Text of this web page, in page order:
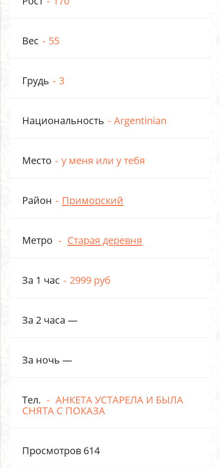
Вес 55
Грудь 3
Национальность Argentinian
Место у меня или у тебя
Район Приморский
Метро Старая деревня
За 1 час 2999 руб
За 2 часа —
За ночь —
Тел. АНКЕТА УСТАРЕЛА И БЫЛА
СНЯТА С ПОКАЗА
Просмотров 614